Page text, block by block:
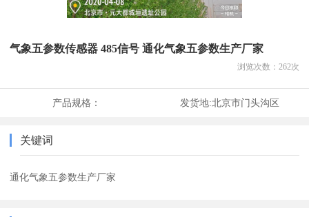
气象五参数传感器 485信号 通化气象五参数生产厂家
浏览次数： 262次
产品规格： 发货地:北京市门头沟区
关键词
通化气象五参数生产厂家